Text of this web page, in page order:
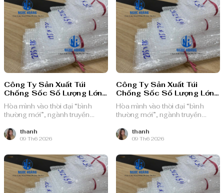
Công Ty Sản Xuất Túi
Chống Sốc Số Lượng Lớn
Quận 12
Hòa mình vào thời đại “bình
thường mới”, ngành truyền
nguồn lực dồi dào và chiến lược
bài bản, sẵn sàng ghi danh trên
thanh
09 Th6 2026
Công Ty Sản Xuất Túi
Chống Sốc Số Lượng Lớn
Quận Tân Bình
Hòa mình vào thời đại “bình
thường mới”, ngành truyền
nguồn lực dồi dào và chiến lược
bài bản, sẵn sàng ghi danh trên
thanh
09 Th6 2026